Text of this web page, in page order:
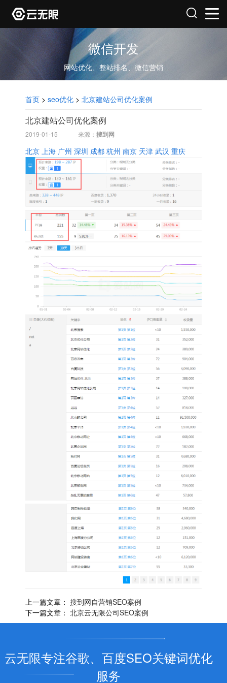
微信开发
网站优化、整站排名、微信营销
首页 > seo优化 > 北京建站公司优化案例
北京建站公司优化案例
2019-01-15 来源： 搜到网
北京 上海 广州 深圳 成都 杭州 南京 天津 武汉 重庆
上一篇文章： 搜到网自营销SEO案例
下一篇文章： 北京云无限公司SEO案例
云无限专注谷歌、百度SEO关键词优化
服务